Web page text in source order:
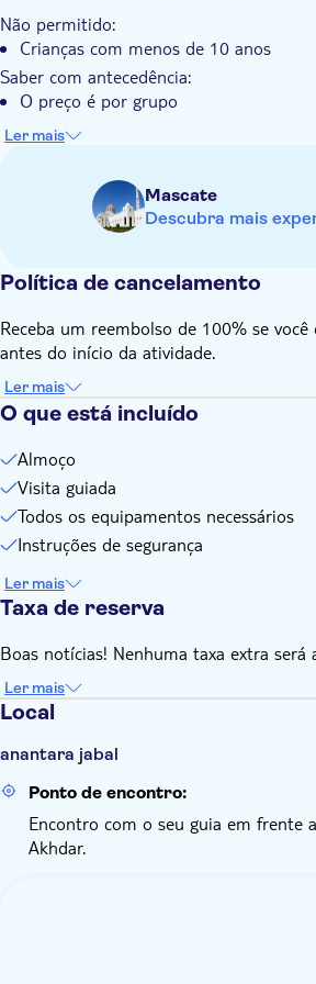
Não permitido:
Crianças com menos de 10 anos
Saber com antecedência:
O preço é por grupo
O tamanho máximo do grupo é de 3
A distância da caminhada é de
O seu guia fala inglês e árabe
Ler mais
Mascate
Descubra mais
Política de cancelamento
Receba um reembolso de 100% se
antes do início da atividade.
Ler mais
O que está incluído
Almoço
Visita guiada
Todos os equipamentos necessários
Instruções de segurança
Ler mais
Taxa de reserva
Boas notícias! Nenhuma taxa extra será
Ler mais
Local
anantara jabal
Ponto de encontro:
Encontro com o seu guia em frente
Akhdar.